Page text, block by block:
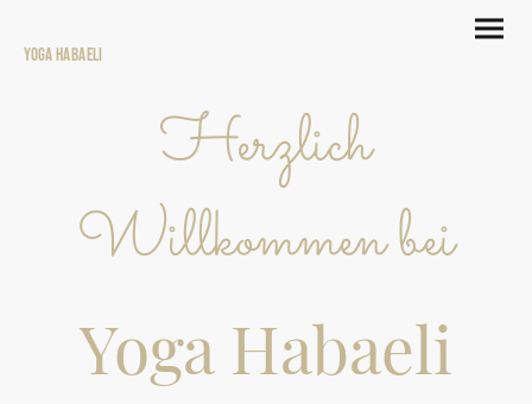
Yoga Habaeli
Yoga Habaeli
Herzlich
Willkommen bei